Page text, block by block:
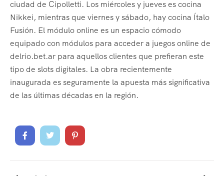
ciudad de Cipolletti. Los miércoles y jueves es cocina
Nikkei, mientras que viernes y sábado, hay cocina Ítalo
Fusión. El módulo online es un espacio cómodo
equipado con módulos para acceder a juegos online de
delrio.bet.ar para aquellos clientes que prefieran este
tipo de slots digitales. La obra recientemente
inaugurada es seguramente la apuesta más significativa
de las últimas décadas en la región.